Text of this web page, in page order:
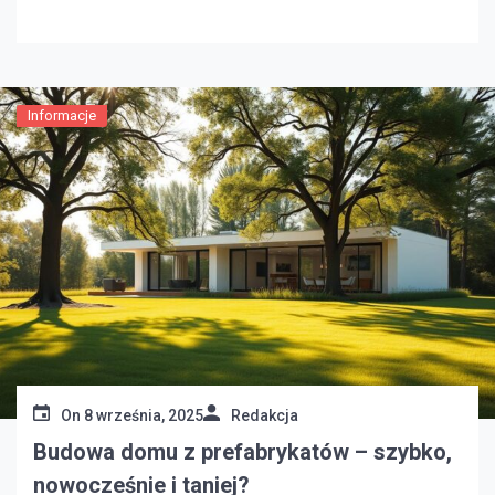
typowe koszty remontu. Dowiesz się, jakie […]
Informacje
On 8 września, 2025 Redakcja
Budowa domu z prefabrykatów – szybko,
nowocześnie i taniej?